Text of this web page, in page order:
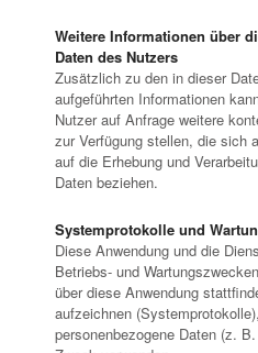
Weitere Informationen über
Daten des Nutzers
Zusätzlich zu den in dieser
aufgeführten Informationen
Nutzer auf Anfrage weitere
zur Verfügung stellen, die sich
auf die Erhebung und
Daten beziehen.
Systemprotokolle und
Diese Anwendung und die
Betriebs- und
über diese Anwendung
aufzeichnen
personenbezogene Daten (z.